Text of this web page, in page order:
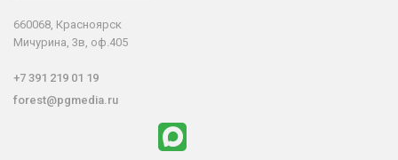
660068, Красноярск
Мичурина, 3в, оф.405
+7 391 219 01 19
forest@pgmedia.ru